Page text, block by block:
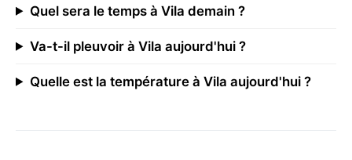
Quel sera le temps à Vila demain ?
Va-t-il pleuvoir à Vila aujourd'hui ?
Quelle est la température à Vila aujourd'hui ?